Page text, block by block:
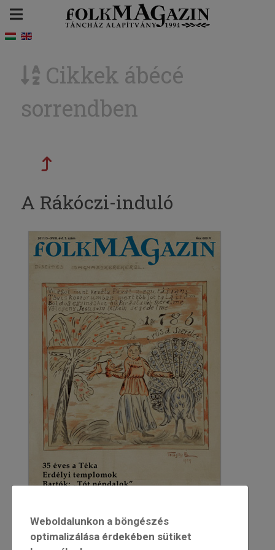
Cikkek ábécé
sorrendben
A Rákóczi-induló
2011
2011/5
Weboldalunkon a böngészés
optimalizálása érdekében sütiket